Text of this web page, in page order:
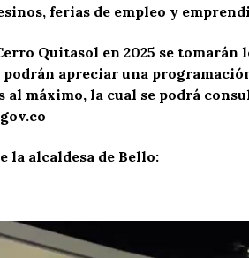
ferias de empleo y
Quitasol en 2025 se
apreciar una
máximo, la cual se podrá
la alcaldesa de Bello: